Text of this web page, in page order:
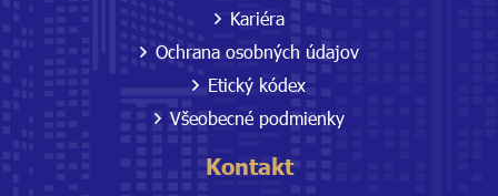
Kariéra
Ochrana osobných údajov
Etický kódex
Všeobecné podmienky
Kontakt